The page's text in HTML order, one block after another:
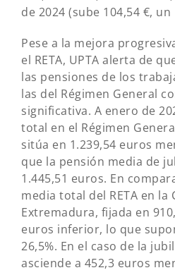
de 2024 (sube 104,54 €, un
Pese a la mejora
el RETA, UPTA alerta de
las pensiones de los
las del Régimen General
significativa. A enero de
total en el Régimen
sitúa en 1.239,54 euros
que la pensión media de
1.445,51 euros. En
media total del RETA en la
Extremadura, fijada en
euros inferior, lo que
26,5%. En el caso de la
asciende a 452,3 euros